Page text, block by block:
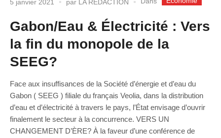
5 janvier 2021 par LA REDACTION
Gabon/Eau & Électricité : Vers
la fin du monopole de la
SEEG?
Face aux insuffisances de la Société d’énergie et d’eau du
Gabon ( SEEG ) filiale du français Veolia, dans la distribution
d’eau et d’électricité à travers le pays, l’État envisage d’ouvrir
finalement le secteur à la concurrence. VERS UN
CHANGEMENT D’ÈRE? À la faveur d’une conférence de